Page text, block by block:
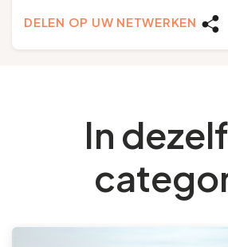
DELEN OP UW NETWERKEN
In